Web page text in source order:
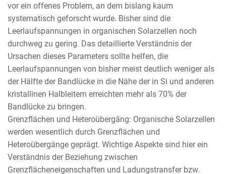
vor ein offenes Problem, an dem bislang kaum
systematisch geforscht wurde. Bisher sind die
Leerlaufspannungen in organischen Solarzellen noch
durchweg zu gering. Das detaillierte Verständnis der
Ursachen dieses Parameters sollte helfen, die
Leerlaufspannungen von bisher meist deutlich weniger als
der Hälfte der Bandlücke in die Nähe der in Si und anderen
kristallinen Halbleitern erreichten mehr als 70% der
Bandlücke zu bringen.
Grenzflächen und Heteroübergäng: Organische Solarzellen
werden wesentlich durch Grenzflächen und
Heteroübergänge geprägt. Wichtige Aspekte sind hier ein
Verständnis der Beziehung zwischen
Grenzflächeneigenschaften und Ladungstransfer bzw.